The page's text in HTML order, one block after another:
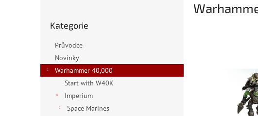
n
kategorie
Kategorie
Průvodce
Novinky
Warhammer 40,000
Start with W40K
Imperium
Space Marines